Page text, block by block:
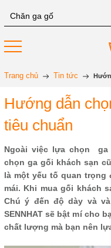
Trang chủ Tin tức
Hướng dẫn
tiêu chuẩn
Ngoài việc lựa chọn
chọn ga gối khách sạn
là một yếu tố quan trọng
mái. Khi mua gối khách
Chú ý đến độ dày và
SENNHAT sẽ bật mí cho
chất lượng mà bạn nên